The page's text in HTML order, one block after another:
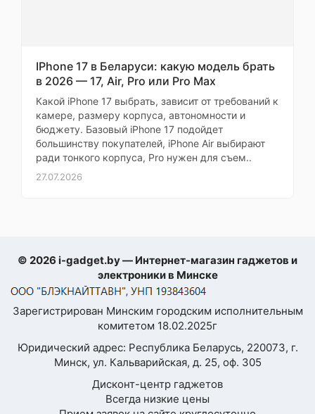
✔ ДЛЯ ПЛАВАНИЯ
плавания (SWOLF),
калории),
▸Определение стиля
плавания (фристайл,
на спине, брасс,
баттерфляй),
▸Журнал тренировок
для плавания,
▸Основной таймер
▸Уведомление о
времени и
расстоянии, ▸Таймер
▸Тренировка в
бассейне,
▸Отслеживание
пульса под водой,
▸Частота сердечных
сокращений от
внешнего HRM (в
режиме реального
IPhone 17 в Беларуси: какую модель брать
в 2026 — 17, Air, Pro или Pro Max
Какой iPhone 17 выбрать, зависит от требований к
камере, размеру корпуса, автономности и
бюджету. Базовый iPhone 17 подойдет
большинству покупателей, iPhone Air выбирают
ради тонкого корпуса, Pro нужен для съем..
27.07.2026
© 2026 i-gadget.by — Интернет-магазин гаджетов и
электроники в Минске
Зарегистрирован Минским городским исполнительным
комитетом 18.02.2025г
Юридический адрес: Республика Беларусь, 220073, г.
Минск, ул. Кальварийская, д. 25, оф. 305
Дисконт-центр гаджетов
Всегда низкие цены